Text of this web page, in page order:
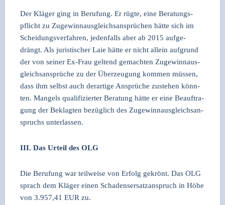
Der Klä­ger ging in Beru­fung. Er rüg­te, eine Bera­tungs­
pflicht zu Zuge­winn­aus­gleichs­an­sprü­chen hät­te sich im
Schei­dungs­ver­fah­ren, jeden­falls aber ab 2015 auf­ge­
drängt. Als juris­ti­scher Laie hät­te er nicht allein auf­grund
der von sei­ner Ex-Frau gel­tend gemach­ten Zuge­winn­aus­
gleichs­an­sprü­che zu der Über­zeu­gung kom­men müs­sen,
dass ihm selbst auch der­ar­ti­ge Ansprü­che zuste­hen könn­
ten. Man­gels qua­li­fi­zier­ter Bera­tung hät­te er eine Beauf­tra­
gung der Beklag­ten bezüg­lich des Zuge­winn­aus­gleichs­an­
spruchs unter­las­sen.
III. Das Urteil des OLG
Die Beru­fung war teil­wei­se von Erfolg gekrönt. Das OLG
sprach dem Klä­ger einen Scha­dens­er­satz­an­spruch in Höhe
von 3.957,41 EUR zu.